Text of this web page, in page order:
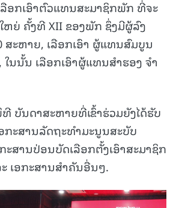
ອກເອົາຕົວແທນສະມາຊິກພັກ ທີ່ຈະ
ຫຍ່ ຄັ້ງທີ XII ຂອງພັກ ຊຶ່ງມີຜູ້ລົງ
ະຫາຍ, ເລືອກເອົາ ຜູ້ແທນສົມບູນ
ນນັ້ນ ເລືອກເອົາຜູ້ແທນສໍາຮອງ ຈໍາ
ບັນດາສະຫາຍທີ່ເຂົ້າຮ່ວມຍັງໄດ້ຮັບ
ກະສານລັດຖະທໍາມະນູນສະບັບ
ະສານປ່ອນບັດເລືອກຕັ້ງເອົາສະມາຊິກ
ເອກະສານສໍາຄັນອື່ນໆ.